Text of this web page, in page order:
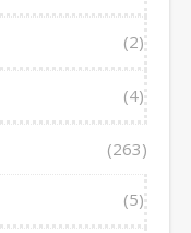
(2)
(4)
(263)
(5)